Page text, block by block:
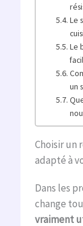
Le
Le
un
Choisir un
adapté à
Dans les
change
vraiment